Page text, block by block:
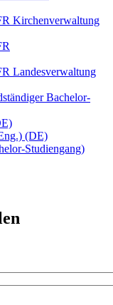
Kirchenverwaltung
Landesverwaltung
Bachelor-
(DE)
Studiengang)